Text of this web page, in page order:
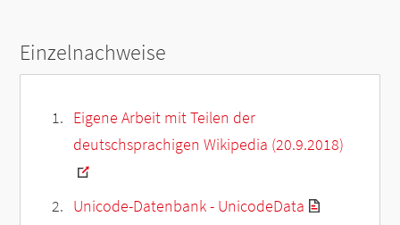
Einzelnachweise
Eigene Arbeit mit Teilen der
deutschsprachigen Wikipedia (20.9.2018)
Unicode-Datenbank - UnicodeData